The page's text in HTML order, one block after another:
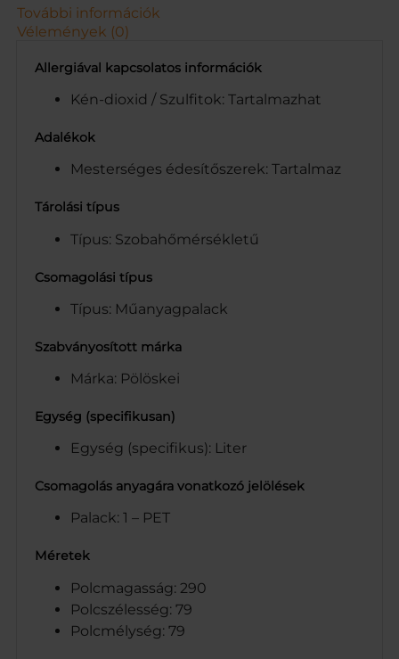
R
S
1
m
e
i
é
További információk
Vélemények (0)
Allergiával kapcsolatos információk
Kén-dioxid / Szulfitok: Tartalmazhat
Adalékok
Mesterséges édesítőszerek: Tartalmaz
Tárolási típus
Típus: Szobahőmérsékletű
Csomagolási típus
Típus: Műanyagpalack
Szabványosított márka
Márka: Pölöskei
Egység (specifikusan)
Egység (specifikus): Liter
Csomagolás anyagára vonatkozó jelölések
Palack: 1 – PET
Méretek
Polcmagasság: 290
Polcszélesség: 79
Polcmélység: 79